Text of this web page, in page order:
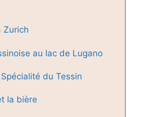
Zurich
au lac de Lugano
du Tessin
la bière